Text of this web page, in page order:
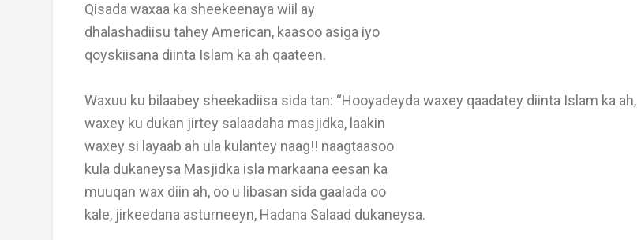
Qisada waxaa ka sheekeenaya wiil ay
dhalashadiisu tahey American, kaasoo asiga iyo
qoyskiisana diinta Islam ka ah qaateen.
Waxuu ku bilaabey sheekadiisa sida tan: “Hooyadeyda waxey qaadatey diinta Islam ka ah,
waxey ku dukan jirtey salaadaha masjidka, laakin
waxey si layaab ah ula kulantey naag!! naagtaasoo
kula dukaneysa Masjidka isla markaana eesan ka
muuqan wax diin ah, oo u libasan sida gaalada oo
kale, jirkeedana asturneeyn, Hadana Salaad dukaneysa.